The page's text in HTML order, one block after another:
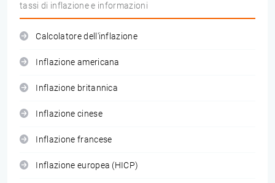
tassi di inflazione e informazioni
Calcolatore dell'inflazione
Inflazione americana
Inflazione britannica
Inflazione cinese
Inflazione francese
Inflazione europea (HICP)